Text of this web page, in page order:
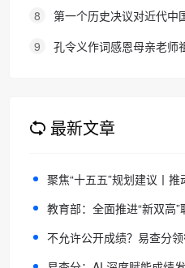
最全报考攻略来了
8
第一个历史决议对近代中
的确立
9
孔令义作词感恩母亲老师
最新文章
聚焦“十五五”规划建议丨推动高等教
教育部：全面推进“新双高”
不允许公开成绩？易查分领衔